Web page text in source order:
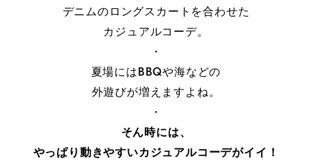
デニムのロングスカートを合わせた
カジュアルコーデ。
・
夏場にはBBQや海などの
外遊びが増えますよね。
・
そん時には、
やっぱり動きやすいカジュアルコーデがイイ！